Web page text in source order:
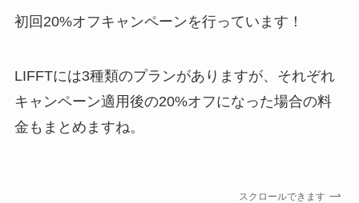
初回20%オフキャンペーンを行っています！
LIFFTには3種類のプランがありますが、それぞれ
キャンペーン適用後の20%オフになった場合の料
金もまとめますね。
スクロールできます